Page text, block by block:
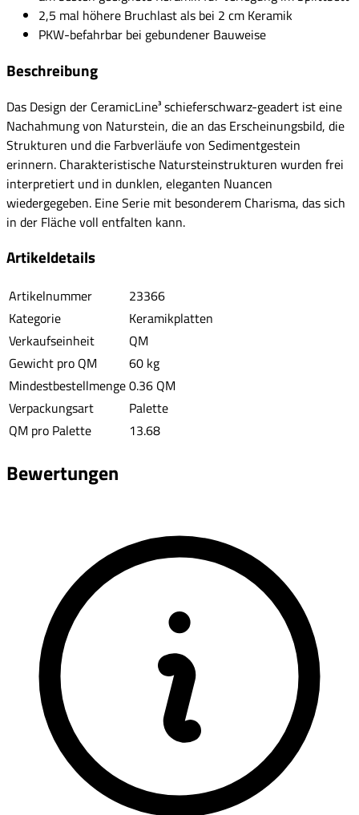
2,5 mal höhere Bruchlast als bei 2 cm Keramik
PKW-befahrbar bei gebundener Bauweise
Beschreibung
Das Design der CeramicLine³ schieferschwarz-geadert ist eine
Nachahmung von Naturstein, die an das Erscheinungsbild, die
Strukturen und die Farbverläufe von Sedimentgestein
erinnern. Charakteristische Natursteinstrukturen wurden frei
interpretiert und in dunklen, eleganten Nuancen
wiedergegeben. Eine Serie mit besonderem Charisma, das sich
in der Fläche voll entfalten kann.
Artikeldetails
Artikelnummer
23366
Kategorie
Keramikplatten
Verkaufseinheit
QM
Gewicht pro QM
60 kg
Mindestbestellmenge0.36 QM
Verpackungsart
Palette
QM pro Palette
13.68
Bewertungen